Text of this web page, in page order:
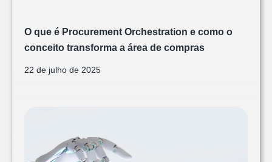
O que é Procurement Orchestration e como o
conceito transforma a área de compras
22 de julho de 2025